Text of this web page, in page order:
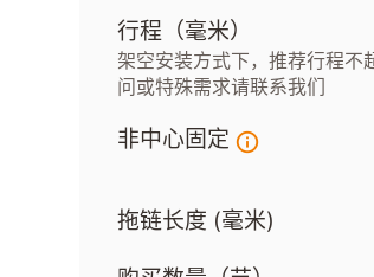
行程（毫米）
架空安装方式下，推荐行程
问或特殊需求请联系我们
非中心固定
拖链长度 (毫米)